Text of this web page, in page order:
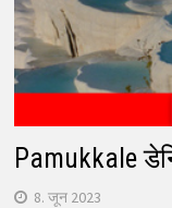
Pamukkale
8. जून 2023